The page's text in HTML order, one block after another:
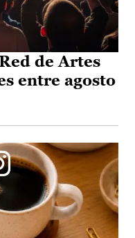
de Artes
entre agosto